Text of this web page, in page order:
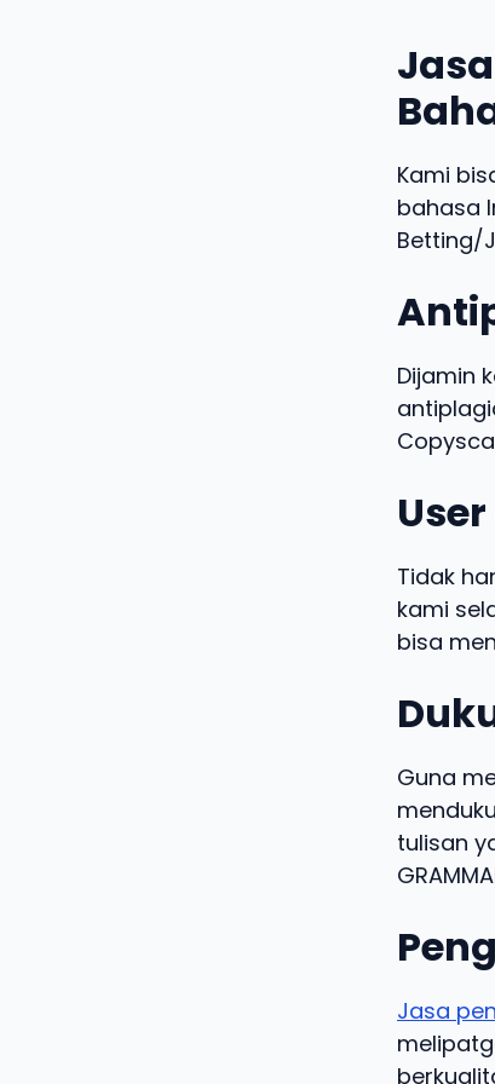
Kami
bahasa
Betting/
Dijamin
Tidak
kami
bisa
Guna
tulisan
Jasa